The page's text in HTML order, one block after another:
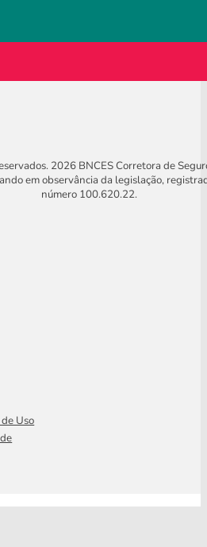
2026 BNCES Corretora de
em observância da legislação,
número 100.620.22.
Uso